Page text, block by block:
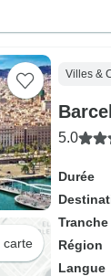
carte
Villes &
5.0
Durée
Région
Langue